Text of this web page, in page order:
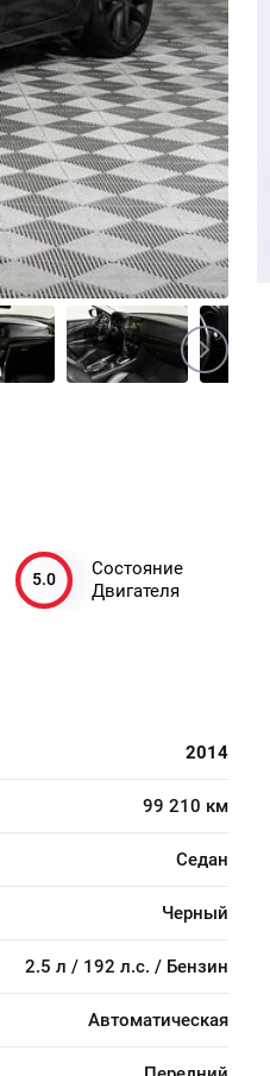
5.0
Состояние
Двигателя
2014
99 210 км
Седан
Черный
2.5 л / 192 л.с. / Бензин
Автоматическая